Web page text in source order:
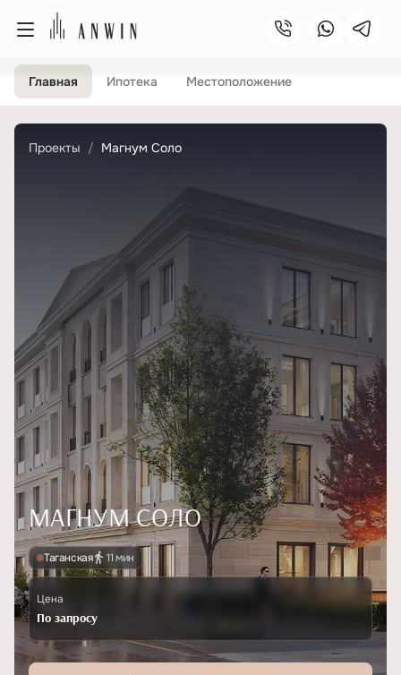
Главная Ипотека Местоположение
Проекты Магнум Соло
МАГНУМ СОЛО
Таганская 11 мин
Цена
По запросу